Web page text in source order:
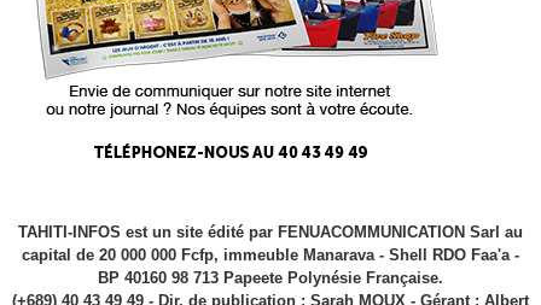
TAHITI-INFOS est un site édité par FENUACOMMUNICATION Sarl au
capital de 20 000 000 Fcfp, immeuble Manarava - Shell RDO Faa'a -
BP 40160 98 713 Papeete Polynésie Française.
(+689) 40 43 49 49 - Dir. de publication : Sarah MOUX - Gérant : Albert